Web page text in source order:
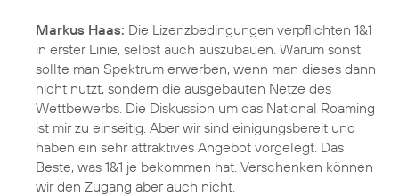
Markus Haas: Die Lizenzbedingungen verpflichten 1&1
in erster Linie, selbst auch auszubauen. Warum sonst
sollte man Spektrum erwerben, wenn man dieses dann
nicht nutzt, sondern die ausgebauten Netze des
Wettbewerbs. Die Diskussion um das National Roaming
ist mir zu einseitig. Aber wir sind einigungsbereit und
haben ein sehr attraktives Angebot vorgelegt. Das
Beste, was 1&1 je bekommen hat. Verschenken können
wir den Zugang aber auch nicht.